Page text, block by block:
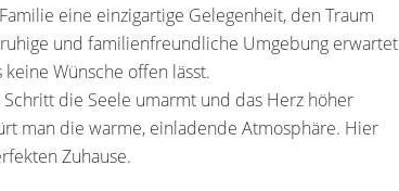
eine einzigartige Gelegenheit, den Traum
und familienfreundliche Umgebung erwartet
Wünsche offen lässt.
die Seele umarmt und das Herz höher
man die warme, einladende Atmosphäre. Hier
Zuhause.